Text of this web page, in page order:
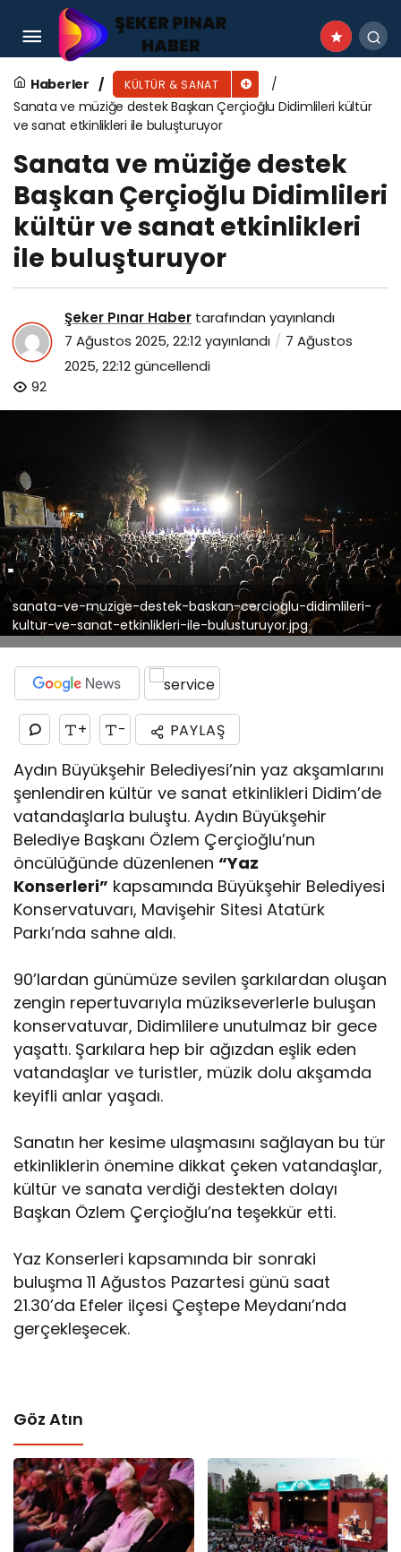
Haberler KÜLTÜR & SANAT
Sanata ve müziğe destek Başkan Çerçioğlu Didimlileri kültür
ve sanat etkinlikleri ile buluşturuyor
Sanata ve müziğe destek
Başkan Çerçioğlu Didimlileri
kültür ve sanat etkinlikleri
ile buluşturuyor
Şeker Pınar Haber tarafından yayınlandı
7 Ağustos 2025, 22:12yayınlandı
7 Ağustos
2025, 22:12güncellendi
92
sanata-ve-muzige-destek-baskan-cercioglu-didimlileri-
kultur-ve-sanat-etkinlikleri-ile-bulusturuyor.jpg
+ - PAYLAŞ
Aydın Büyükşehir Belediyesi’nin yaz akşamlarını
şenlendiren kültür ve sanat etkinlikleri Didim’de
vatandaşlarla buluştu. Aydın Büyükşehir
Belediye Başkanı Özlem Çerçioğlu’nun
öncülüğünde düzenlenen“Yaz
Konserleri” kapsamında Büyükşehir Belediyesi
Konservatuvarı, Mavişehir Sitesi Atatürk
Parkı’nda sahne aldı.
90’lardan günümüze sevilen şarkılardan oluşan
zengin repertuvarıyla müzikseverlerle buluşan
konservatuvar, Didimlilere unutulmaz bir gece
yaşattı. Şarkılara hep bir ağızdan eşlik eden
vatandaşlar ve turistler, müzik dolu akşamda
keyifli anlar yaşadı.
Sanatın her kesime ulaşmasını sağlayan bu tür
etkinliklerin önemine dikkat çeken vatandaşlar,
kültür ve sanata verdiği destekten dolayı
Başkan Özlem Çerçioğlu’na teşekkür etti.
Yaz Konserleri kapsamında bir sonraki
buluşma 11 Ağustos Pazartesi günü saat
21.30’da Efeler ilçesi Çeştepe Meydanı’nda
gerçekleşecek.
Göz Atın
İnegöl’de Hanımeli Alışveriş Şenliği Başlıyor: Üç
Gün Alışveriş Keyfi